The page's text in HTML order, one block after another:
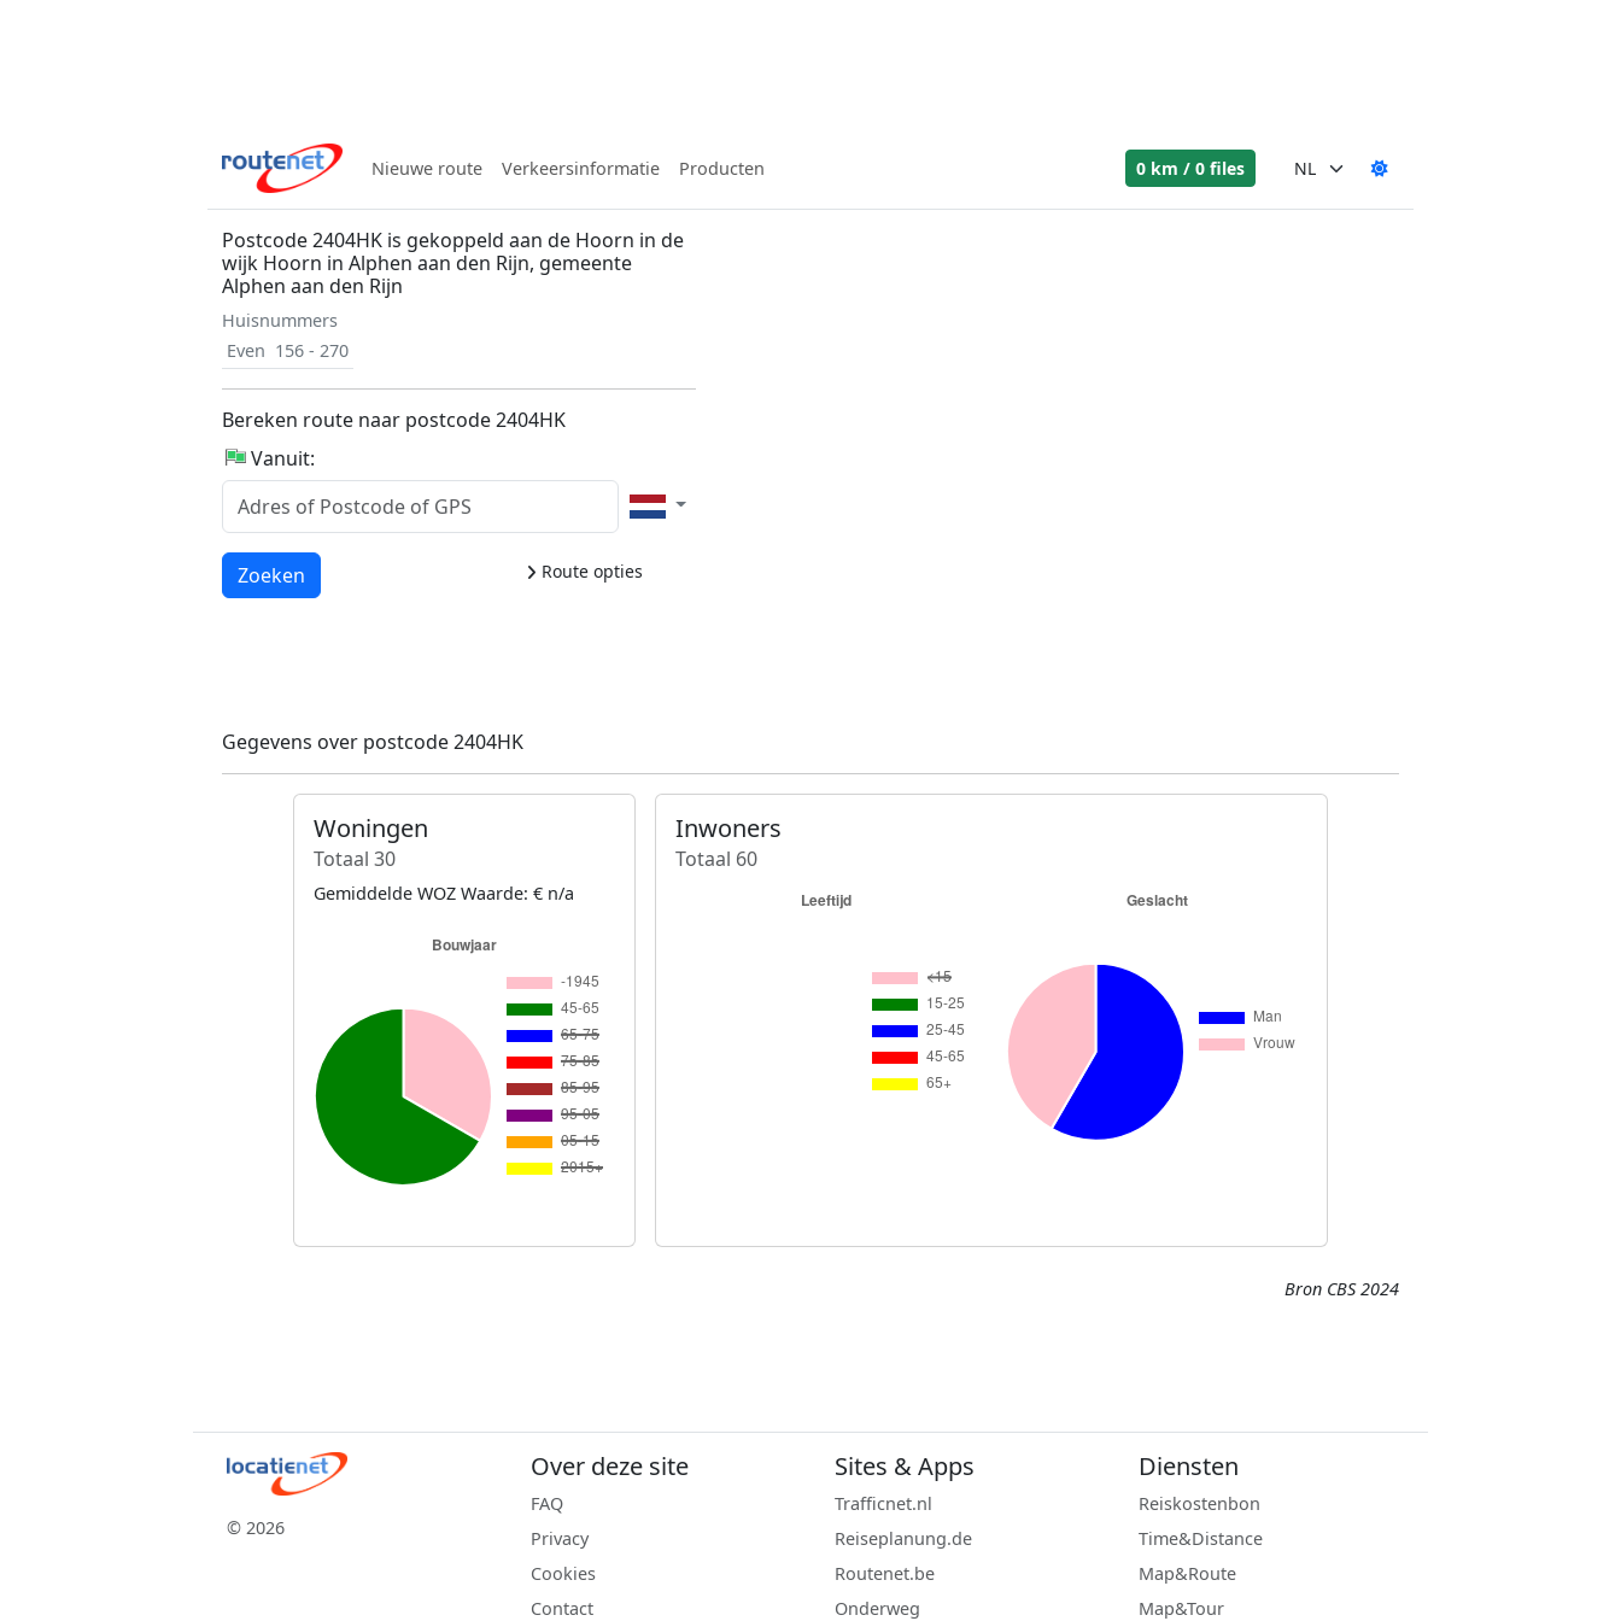
Nieuwe route Verkeersinformatie Producten 0 km / 0 files
Postcode 2404HK is gekoppeld aan de Hoorn in de
wijk Hoorn in Alphen aan den Rijn, gemeente
Alphen aan den Rijn
Huisnummers
Even 156 - 270
Bereken route naar postcode 2404HK
Vanuit:
Route opties
Laden...
Zoeken
Gegevens over postcode 2404HK
Woningen
Totaal 30
Gemiddelde WOZ Waarde: € n/a
Inwoners
Totaal 60
Bron CBS 2024
© 2026
Over deze site
FAQ
Privacy
Cookies
Contact
Sites & Apps
Trafficnet.nl
Reiseplanung.de
Routenet.be
Onderweg
Diensten
Reiskostenbon
Time&Distance
Map&Route
Map&Tour